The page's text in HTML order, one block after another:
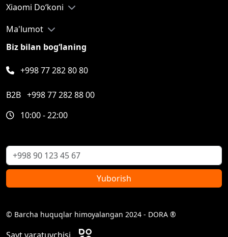
Xiaomi Do‘koni
Ma'lumot
Biz bilan bog‘laning
+998 77 282 80 80
B2B +998 77 282 88 00
10:00 - 22:00
Yuborish
© Barcha huquqlar himoyalangan 2024 - DORA ®